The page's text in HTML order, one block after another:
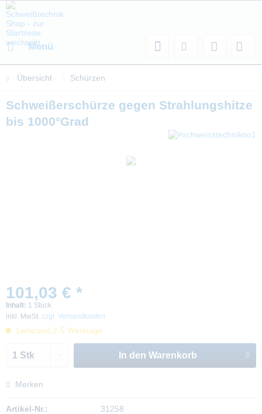
Menü
Übersicht Schürzen
Schweißerschürze gegen Strahlungshitze
bis 1000°Grad
101,03 € *
Inhalt: 1 Stück
inkl. MwSt. zzgl. Versandkosten
Lieferzeit 2-5 Werktage
In den Warenkorb
Merken
Artikel-Nr.:
31258